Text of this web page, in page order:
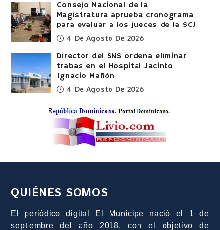
Consejo Nacional de la
Magistratura aprueba cronograma
para evaluar a los jueces de la SCJ
4 De Agosto De 2026
Director del SNS ordena eliminar
trabas en el Hospital Jacinto
Ignacio Mañón
4 De Agosto De 2026
QUIÉNES SOMOS
El periódico digital El Munícipe nació el 1 de
septiembre del año 2018, con el objetivo de